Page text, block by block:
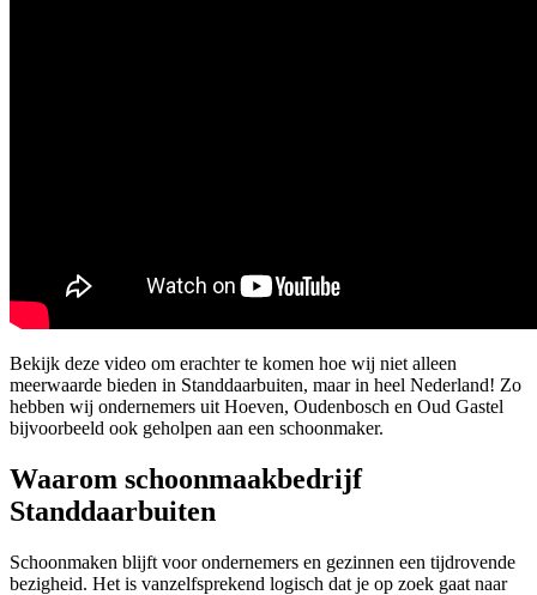
Bekijk deze video om erachter te komen hoe wij niet alleen
meerwaarde bieden in Standdaarbuiten, maar in heel Nederland! Zo
hebben wij ondernemers uit Hoeven, Oudenbosch en Oud Gastel
bijvoorbeeld ook geholpen aan een schoonmaker.
Waarom schoonmaakbedrijf
Standdaarbuiten
Schoonmaken blijft voor ondernemers en gezinnen een tijdrovende
bezigheid. Het is vanzelfsprekend logisch dat je op zoek gaat naar